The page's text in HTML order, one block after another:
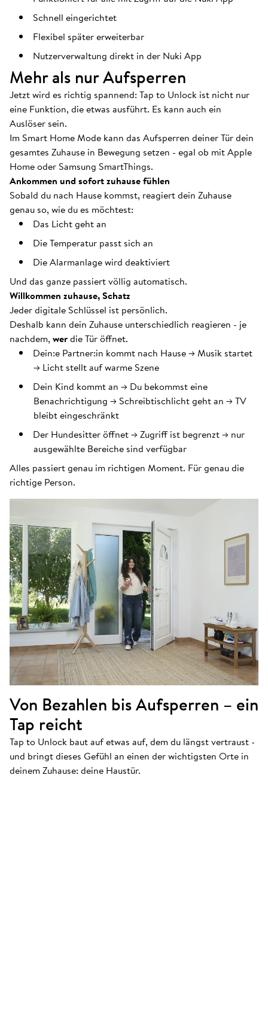
Schnell eingerichtet
Flexibel später erweiterbar
Nutzerverwaltung direkt in der Nuki App
Mehr als nur Aufsperren
Jetzt wird es richtig spannend: Tap to Unlock ist nicht nur
eine Funktion, die etwas ausführt. Es kann auch ein
Auslöser sein.
Im Smart Home Mode kann das Aufsperren deiner Tür dein
gesamtes Zuhause in Bewegung setzen - egal ob mit Apple
Home oder Samsung SmartThings.
Ankommen und sofort zuhause fühlen
Sobald du nach Hause kommst, reagiert dein Zuhause
genau so, wie du es möchtest:
Das Licht geht an
Die Temperatur passt sich an
Die Alarmanlage wird deaktiviert
Und das ganze passiert völlig automatisch.
Willkommen zuhause, Schatz
Jeder digitale Schlüssel ist persönlich.
Deshalb kann dein Zuhause unterschiedlich reagieren - je
nachdem, werdie Tür öffnet.
Dein:e Partner:in kommt nach Hause → Musik startet
→ Licht stellt auf warme Szene
Dein Kind kommt an → Du bekommst eine
Benachrichtigung → Schreibtischlicht geht an → TV
bleibt eingeschränkt
Der Hundesitter öffnet → Zugriff ist begrenzt → nur
ausgewählte Bereiche sind verfügbar
Alles passiert genau im richtigen Moment. Für genau die
richtige Person.
Von Bezahlen bis Aufsperren – ein
Tap reicht
Tap to Unlock baut auf etwas auf, dem du längst vertraust -
und bringt dieses Gefühl an einen der wichtigsten Orte in
deinem Zuhause: deine Haustür.
Keypad 2 NFC
Hol dir Tap to Unlock
JETZT KAUFEN